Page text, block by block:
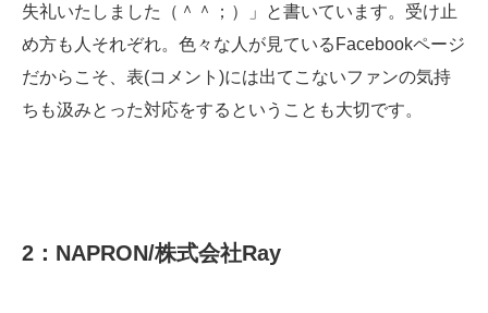
失礼いたしました（＾＾；）」と書いています。受け止
め方も人それぞれ。色々な人が見ているFacebookページ
だからこそ、表(コメント)には出てこないファンの気持
ちも汲みとった対応をするということも大切です。
2：NAPRON/株式会社Ray